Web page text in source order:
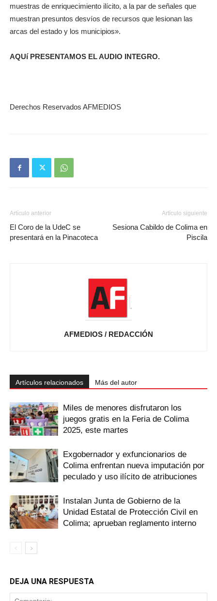
muestras de enriquecimiento ilícito, a la par de señales que
muestran presuntos desvíos de recursos que lesionan las
arcas del estado y los municipios».
AQUí PRESENTAMOS EL AUDIO INTEGRO.
Derechos Reservados AFMEDIOS
Artículo anterior
El Coro de la UdeC se
presentará en la Pinacoteca
Artículo siguiente
Sesiona Cabildo de Colima en
Piscila
AFMEDIOS / REDACCIÓN
Artículos relacionados Más del autor
Miles de menores disfrutaron los
juegos gratis en la Feria de Colima
2025, este martes
Exgobernador y exfuncionarios de
Colima enfrentan nueva imputación por
peculado y uso ilícito de atribuciones
Instalan Junta de Gobierno de la
Unidad Estatal de Protección Civil en
Colima; aprueban reglamento interno
DEJA UNA RESPUESTA